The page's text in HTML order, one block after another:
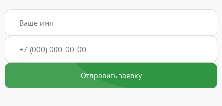
Отправить заявку